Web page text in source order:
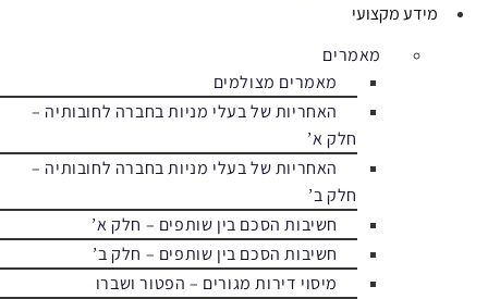
מידע מקצועי
מאמרים
מאמרים מצולמים
האחריות של בעלי מניות בחברה לחובותיה –
חלק א’
האחריות של בעלי מניות בחברה לחובותיה –
חלק ב’
חשיבות הסכם בין שותפים – חלק א’
חשיבות הסכם בין שותפים – חלק ב’
מיסוי דירות מגורים – הפטור ושברו